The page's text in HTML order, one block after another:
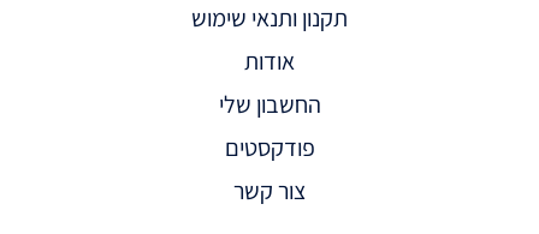
תקנון ותנאי שימוש
אודות
החשבון שלי
פודקסטים
צור קשר